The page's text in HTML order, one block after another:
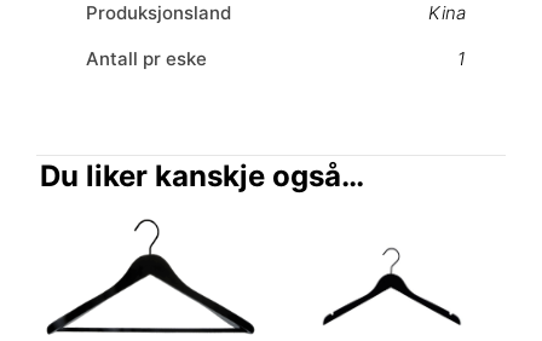
Produksjonsland
Kina
Antall pr eske
1
Du liker kanskje også…